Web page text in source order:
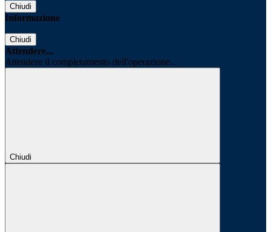
Chiudi
Informazione
Chiudi
Attendere...
Attendere il completamento dell'operazione...
Chiudi